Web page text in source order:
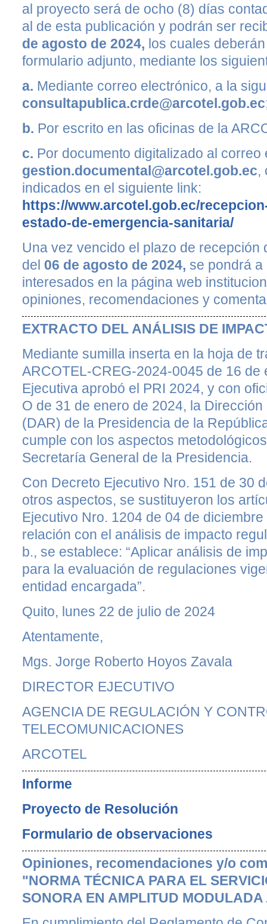
al proyecto será de ocho (8) días
al de esta publicación y podrán ser
de agosto de 2024, los cuales
formulario adjunto, mediante los
a. Mediante correo electrónico, a la
consultapublica.crde@arcotel.gob.ec
b. Por escrito en las oficinas de la
c. Por documento digitalizado al correo
gestion.documental@arcotel.gob.ec,
indicados en el siguiente link:
https://www.arcotel.gob.ec/
estado-de-emergencia-sanitaria/
Una vez vencido el plazo de recepción
del 06 de agosto de 2024, se pondrá
interesados en la página web
opiniones, recomendaciones y
EXTRACTO DEL ANÁLISIS DE
Mediante sumilla inserta en la hoja de
ARCOTEL-CREG-2024-0045 de 16
Ejecutiva aprobó el PRI 2024, y con
O de 31 de enero de 2024, la
(DAR) de la Presidencia de la
cumple con los aspectos
Secretaría General de la Presidencia.
Con Decreto Ejecutivo Nro. 151 de 30
otros aspectos, se sustituyeron los
Ejecutivo Nro. 1204 de 04 de
relación con el análisis de impacto
b., se establece: “Aplicar análisis de
para la evaluación de regulaciones
entidad encargada”.
Quito, lunes 22 de julio de 2024
Atentamente,
Mgs. Jorge Roberto Hoyos Zavala
DIRECTOR EJECUTIVO
AGENCIA DE REGULACIÓN Y
TELECOMUNICACIONES
ARCOTEL
Informe
Proyecto de Resolución
Formulario de observaciones
Opiniones, recomendaciones y/o
"NORMA TÉCNICA PARA EL
SONORA EN AMPLITUD